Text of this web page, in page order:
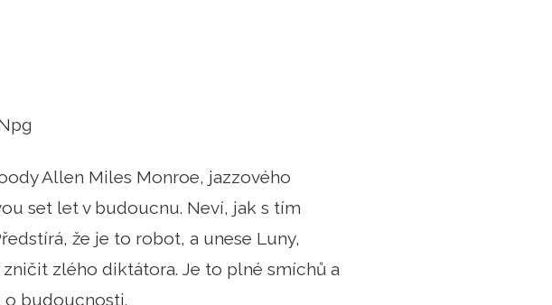
Allen Miles Monroe, jazzového
set let v budoucnu. Neví, jak s tím
že je to robot, a unese Luny,
zlého diktátora. Je to plné smíchů a
o budoucnosti.